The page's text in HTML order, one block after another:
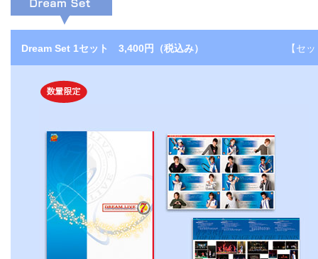
Dream Set 1セット 3,400円（税込み） 【セ